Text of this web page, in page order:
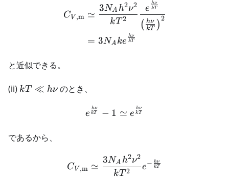
\begin{aligned} C_{V,
CV ,m ≃
kT2
3NA h2ν2
( kT
hν )
2
e kT
hν
= 3NA ke kT
hν
と近似できる。
(ii) kT
kT ≪ hν のとき、
\begin{aligned}
e kT
hν − 1 ≃ e kT
hν
であるから、
\begin{aligned} C_{V,
CV ,m ≃
kT 2
3NA h2ν2
e− kT
hν